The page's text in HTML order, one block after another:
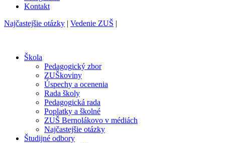
Kontakt
Najčastejšie otázky | Vedenie ZUŠ |
Škola
Pedagogický zbor
ZUŠkoviny
Úspechy a ocenenia
Rada školy
Pedagogická rada
Poplatky a školné
ZUŠ Bernolákovo v médiách
Najčastejšie otázky
Študijné odbory